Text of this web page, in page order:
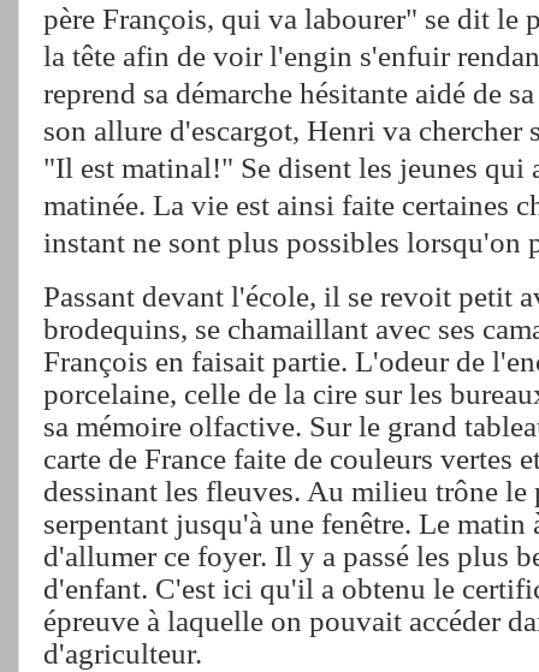
père François, qui va labourer" se dit le
la tête afin de voir l'engin s'enfuir
reprend sa démarche hésitante aidé de
son allure d'escargot, Henri va chercher
"Il est matinal!" Se disent les jeunes qui
matinée. La vie est ainsi faite certaines
instant ne sont plus possibles lorsqu'on
Passant devant l'école, il se revoit petit
brodequins, se chamaillant avec ses
François en faisait partie. L'odeur de
porcelaine, celle de la cire sur les
sa mémoire olfactive. Sur le grand
carte de France faite de couleurs vertes
dessinant les fleuves. Au milieu trône le
serpentant jusqu'à une fenêtre. Le matin
d'allumer ce foyer. Il y a passé les plus
d'enfant. C'est ici qu'il a obtenu le
épreuve à laquelle on pouvait accéder
d'agriculteur.